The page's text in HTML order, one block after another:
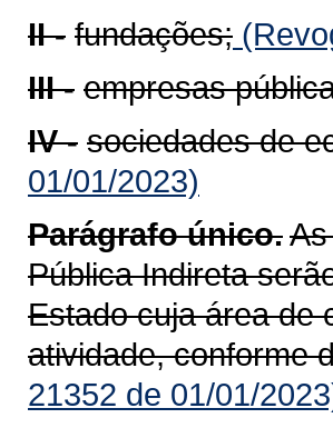
II - fundações;
III - empresas
IV - sociedades de
01/01/2023)
Parágrafo único.
Pública Indireta
Estado cuja área de
atividade, conforme
21352 de 01/01/